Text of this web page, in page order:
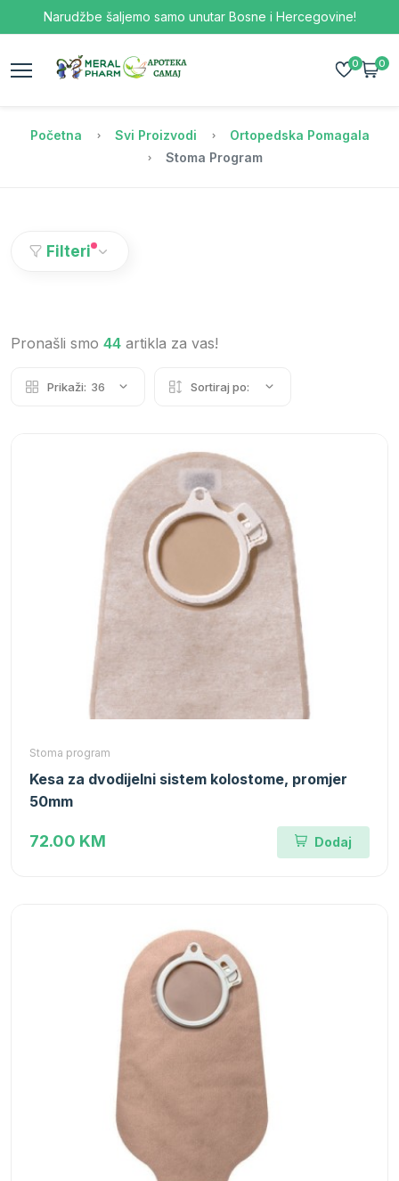
Narudžbe šaljemo samo unutar Bosne i Hercegovine!
0 0
Početna Svi Proizvodi
Ortopedska Pomagala
Stoma Program
Filteri
Pronašli smo 44 artikla za vas!
Prikaži: 36 Sortiraj po:
Stoma program
Kesa za dvodijelni sistem kolostome, promjer
50mm
72.00 KM Dodaj